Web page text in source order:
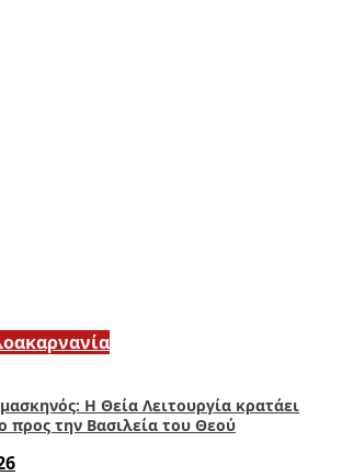
Η Θεία Λειτουργία κρατάει
προς την Βασιλεία του Θεού